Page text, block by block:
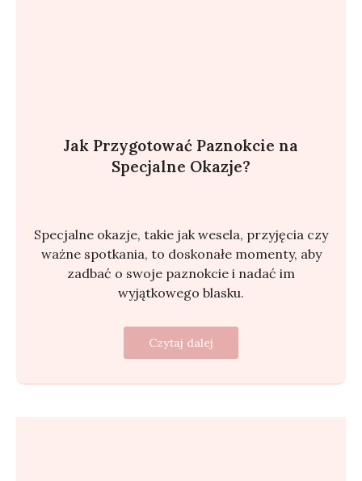
Jak Przygotować Paznokcie na
Specjalne Okazje?
Specjalne okazje, takie jak wesela, przyjęcia czy
ważne spotkania, to doskonałe momenty, aby
zadbać o swoje paznokcie i nadać im
wyjątkowego blasku.
Czytaj dalej